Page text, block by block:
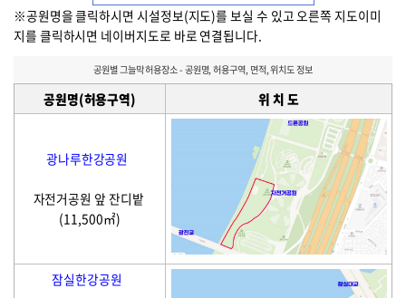
※공원명을 클릭하시면 시설정보(지도)를 보실 수 있고 오른쪽 지도이미
지를 클릭하시면 네이버지도로 바로 연결됩니다.
공원명(허용구역) 위 치 도
광나루한강공원
자전거공원 앞 잔디밭
(11,500㎡)
잠실한강공원
공원별 그늘막 허용장소 - 공원명, 허용구역, 면적, 위치도 정보